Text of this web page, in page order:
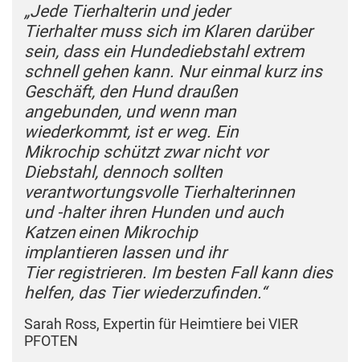
„Jede Tierhalterin und jeder
Tierhalter muss sich im Klaren darüber
sein, dass ein Hundediebstahl extrem
schnell gehen kann. Nur einmal kurz ins
Geschäft, den Hund draußen
angebunden, und wenn man
wiederkommt, ist er weg. Ein
Mikrochip schützt zwar nicht vor
Diebstahl, dennoch sollten
verantwortungsvolle Tierhalterinnen
und -halter ihren Hunden und auch
Katzen einen Mikrochip
implantieren lassen und ihr
Tier registrieren. Im besten Fall kann dies
helfen, das Tier wiederzufinden.“
Sarah Ross, Expertin für Heimtiere bei VIER
PFOTEN